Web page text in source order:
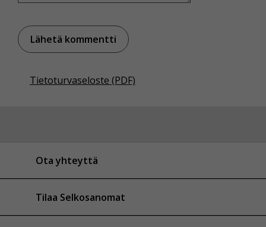
Tietoturvaseloste (PDF)
Ota yhteyttä
Tilaa Selkosanomat